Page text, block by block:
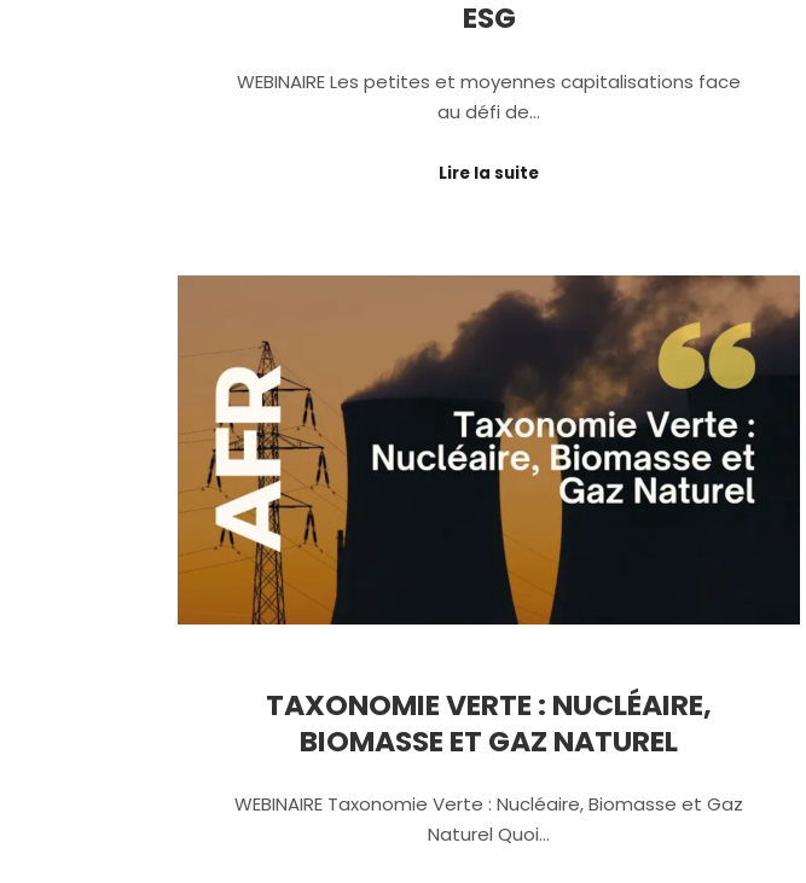
ESG
WEBINAIRE Les petites et moyennes capitalisations face
au défi de…
Lire la suite
TAXONOMIE VERTE : NUCLÉAIRE,
BIOMASSE ET GAZ NATUREL
WEBINAIRE Taxonomie Verte : Nucléaire, Biomasse et Gaz
Naturel Quoi…